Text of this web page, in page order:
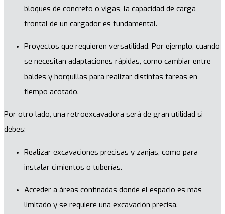
bloques de concreto o vigas, la capacidad de carga
frontal de un cargador es fundamental.
Proyectos que requieren versatilidad. Por ejemplo, cuando
se necesitan adaptaciones rápidas, como cambiar entre
baldes y horquillas para realizar distintas tareas en
tiempo acotado.
Por otro lado, una retroexcavadora será de gran utilidad si
debes:
Realizar excavaciones precisas y zanjas, como para
instalar cimientos o tuberías.
Acceder a áreas confinadas donde el espacio es más
limitado y se requiere una excavación precisa.